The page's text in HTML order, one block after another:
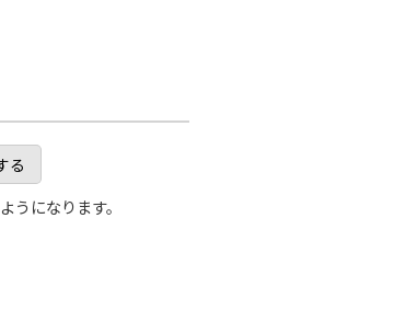
る
になります。